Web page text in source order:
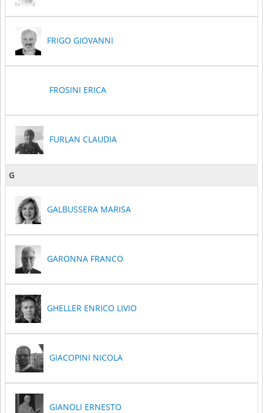
FRIGO GIOVANNI
FROSINI ERICA
FURLAN CLAUDIA
G
GALBUSSERA MARISA
GARONNA FRANCO
GHELLER ENRICO LIVIO
GIACOPINI NICOLA
GIANOLI ERNESTO